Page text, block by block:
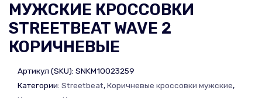
МУЖСКИЕ КРОССОВКИ
STREETBEAT WAVE 2
КОРИЧНЕВЫЕ
Артикул (SKU): SNKM10023259
Категории: Streetbeat,Коричневые кроссовки мужские,